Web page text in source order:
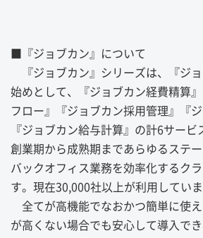
■『ジョブカン』について
『ジョブカン』シリーズは、『ジ
始めとして、『ジョブカン経費精算
フロー』『ジョブカン採用管理』『
『ジョブカン給与計算』の計6サービ
創業期から成熟期まであらゆるステ
バックオフィス業務を効率化するク
す。現在30,000社以上が利用していま
全てが高機能でなおかつ簡単に使
が高くない場合でも安心して導入で